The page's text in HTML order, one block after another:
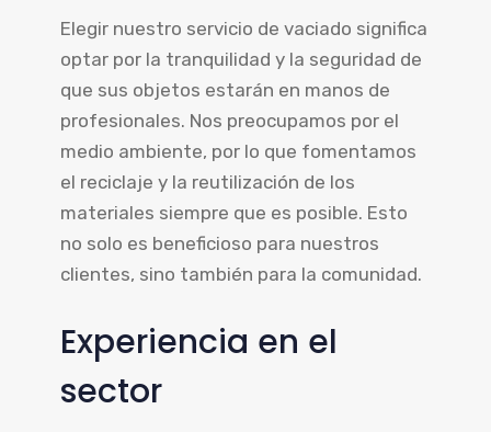
Elegir nuestro servicio de vaciado significa
optar por la tranquilidad y la seguridad de
que sus objetos estarán en manos de
profesionales. Nos preocupamos por el
medio ambiente, por lo que fomentamos
el reciclaje y la reutilización de los
materiales siempre que es posible. Esto
no solo es beneficioso para nuestros
clientes, sino también para la comunidad.
Experiencia en el
sector